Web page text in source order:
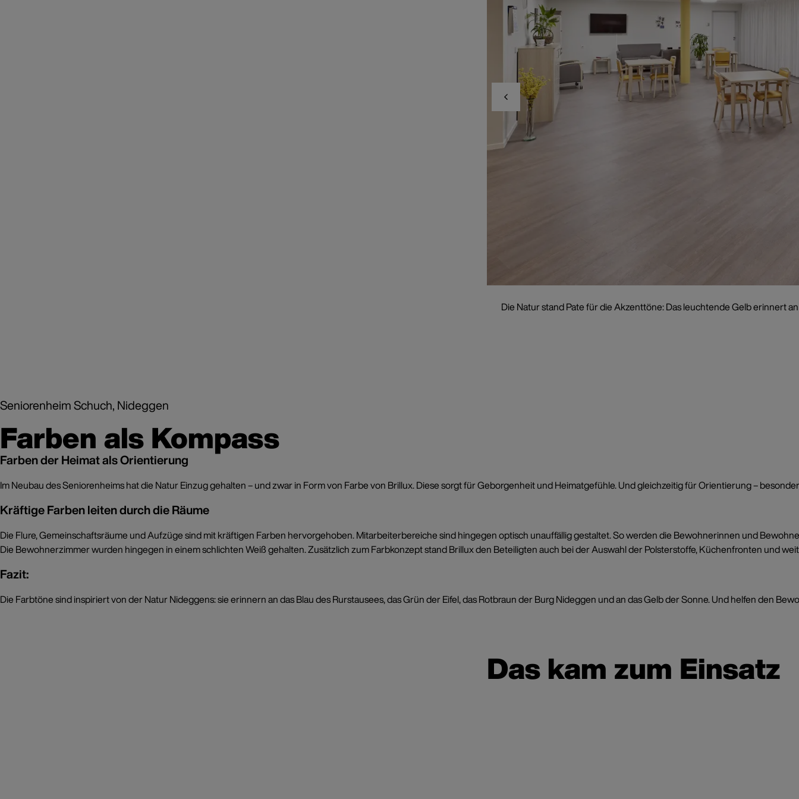
Die Natur stand Pate für die Akzenttöne: Das leuchtende Gelb erinnert
Seniorenheim Schuch, Nideggen
Farben als Kompass
Farben der Heimat als Orientierung
Im Neubau des Seniorenheims hat die Natur Einzug gehalten – und zwar in Form von Farbe von Brillux. Diese sorgt für Geborgenheit und Heimatgefühle. Und gleichzeitig für Orientierung –
Kräftige Farben leiten durch die Räume
Die Flure, Gemeinschaftsräume und Aufzüge sind mit kräftigen Farben hervorgehoben. Mitarbeiterbereiche sind hingegen optisch unauffällig gestaltet. So werden die Bewohnerinnen und
Die Bewohnerzimmer wurden hingegen in einem schlichten Weiß gehalten. Zusätzlich zum Farbkonzept stand Brillux den Beteiligten auch bei der Auswahl der Polsterstoffe, Küchenfronten und
Fazit:
Die Farbtöne sind inspiriert von der Natur Nideggens: sie erinnern an das Blau des Rurstausees, das Grün der Eifel, das Rotbraun der Burg Nideggen und an das Gelb der Sonne. Und helfen den
Das kam zum Einsatz